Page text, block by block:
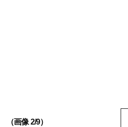
（画像 2/9）